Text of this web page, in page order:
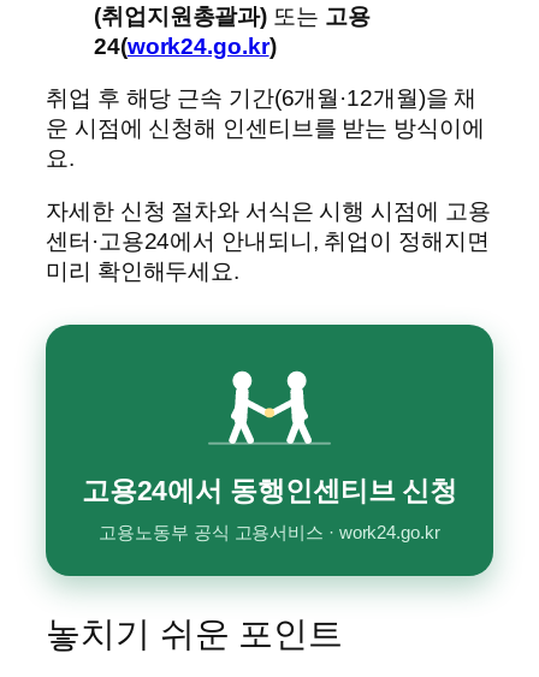
(취업지원총괄과) 또는 고용
24(work24.go.kr)
취업 후 해당 근속 기간(6개월·12개월)을 채
운 시점에 신청해 인센티브를 받는 방식이에
요.
자세한 신청 절차와 서식은 시행 시점에 고용
센터·고용24에서 안내되니, 취업이 정해지면
미리 확인해두세요.
고용24에서 동행인센티브 신청
고용노동부 공식 고용서비스 · work24.go.kr
놓치기 쉬운 포인트